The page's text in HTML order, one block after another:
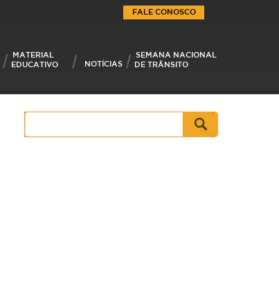
MATERIAL
EDUCATIVO
NOTÍCIAS
SEMANA NACIONAL
DE TRÂNSITO
FALE CONOSCO
Pesquisar
por: